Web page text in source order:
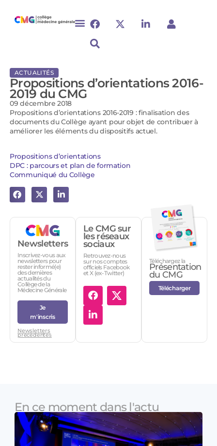
ACTUALITÉS
Propositions d’orientations 2016-
2019 du CMG
09 décembre 2018
Propositions d’orientations 2016-2019 : finalisation des
documents du Collège ayant pour objet de contribuer à
améliorer les éléments du dispositifs actuel.
Propositions d’orientations
DPC : parcours et plan de formation
Communiqué du Collège
Newsletters
Inscrivez-vous aux
newsletters pour
rester informé(e)
des dernières
actualités du
Collège de la
Médecine Générale
Je
m'inscris
Newsletters
précédentes
Le CMG sur
les réseaux
sociaux
Retrouvez-nous
sur nos comptes
officiels Facebook
et X (ex-Twitter)
Téléchargez la
Présentation
du CMG
Télécharger
En ce moment dans l'actu